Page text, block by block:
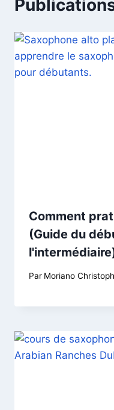
Comment
(Guide du
Par Moriano